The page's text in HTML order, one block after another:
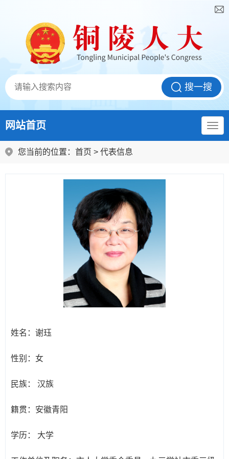
网站首页
您当前的位置： 首页 > 代表信息
姓名： 谢珏
性别： 女
民族： 汉族
籍贯： 安徽青阳
学历： 大学